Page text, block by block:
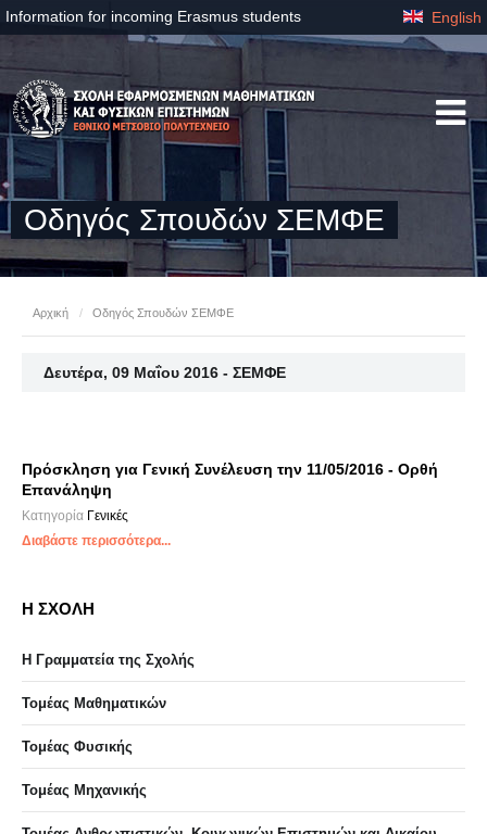
Information for incoming Erasmus students English
Οδηγός Σπουδών ΣΕΜΦΕ
Αρχική / Οδηγός Σπουδών ΣΕΜΦΕ
Δευτέρα, 09 Μαΐου 2016 - ΣΕΜΦΕ
Πρόσκληση για Γενική Συνέλευση την 11/05/2016 - Ορθή
Επανάληψη
Κατηγορία Γενικές
Διαβάστε περισσότερα...
Η ΣΧΟΛΗ
Η Γραμματεία της Σχολής
Τομέας Μαθηματικών
Τομέας Φυσικής
Τομέας Μηχανικής